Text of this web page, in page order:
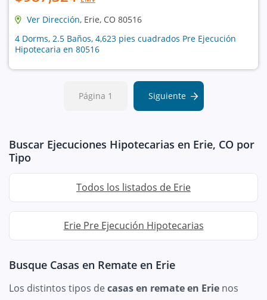
Ver Dirección, Erie, CO 80516
4 Dorms, 2.5 Baños, 4,623 pies cuadrados Pre Ejecución
Hipotecaria en 80516
Página 1 Siguiente
Buscar Ejecuciones Hipotecarias en Erie, CO por
Tipo
Todos los listados de Erie
Erie Pre Ejecución Hipotecarias
Busque Casas en Remate en Erie
Los distintos tipos decasas en remate en Erie nos